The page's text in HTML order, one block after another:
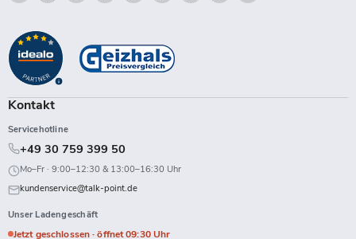
Talk-
Sie
auf
Facebook
Sie
auf
Instagram
Sie
auf
LinkedIn
Sie
auf
TikTok
Sie
Twitch
Sie
Sie
Kontakt
Servicehotline
+49 30 759 399 50
Mo–Fr · 9:00–12:30 & 13:00–16:30 Uhr
kundenservice@talk-point.de
Unser Ladengeschäft
Jetzt geschlossen · öffnet 09:30 Uhr